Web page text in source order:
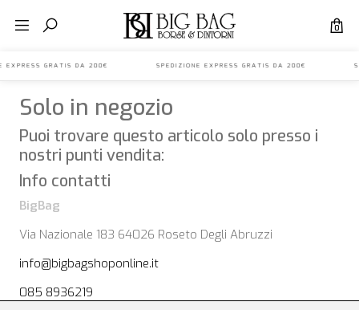
0
EXPRESS GRATIS DA 200€ SPEDIZIONE EXPRESS GRATIS DA 200€
Solo in negozio
Puoi trovare questo articolo solo presso i
nostri punti vendita:
Info contatti
BigBag
Via Nazionale 183 64026 Roseto Degli Abruzzi
info@bigbagshoponline.it
085 8936219